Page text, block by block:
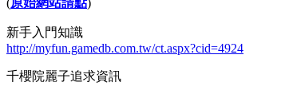
新手入門知識
http://myfun.gamedb.com.tw/ct.aspx?cid=4924
千櫻院麗子追求資訊